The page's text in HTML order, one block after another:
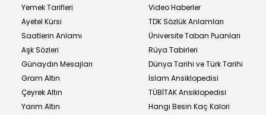
Yemek Tarifleri
Ayetel Kürsi
Saatlerin Anlamı
Aşk Sözleri
Günaydın Mesajları
Gram Altın
Çeyrek Altın
Yarım Altın
Video Haberler
TDK Sözlük Anlamları
Üniversite Taban Puanları
Rüya Tabirleri
Dünya Tarihi ve Türk Tarihi
İslam Ansiklopedisi
TÜBİTAK Ansiklopedisi
Hangi Besin Kaç Kalori